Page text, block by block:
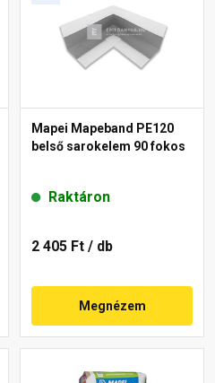
Mapei Mapeband PE120
belső sarokelem 90 fokos
Raktáron
2 405 Ft / db
Megnézem